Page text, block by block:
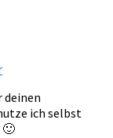
deinen
ich selbst
🙂